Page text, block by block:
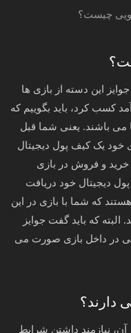
این دسته از بازی ها
کسب کرد، باید بگوییم که
می باشند. یعنی شما قبل
خود یک کیف پول دیجیتال
خرید و فروش در بازی
پول دیجیتال خود دریافت
که شما با بازی در این
که باید گفت جوایز
در داخل بازی صورت می
دارند؟
آن، نیازمند داشتن شرایط